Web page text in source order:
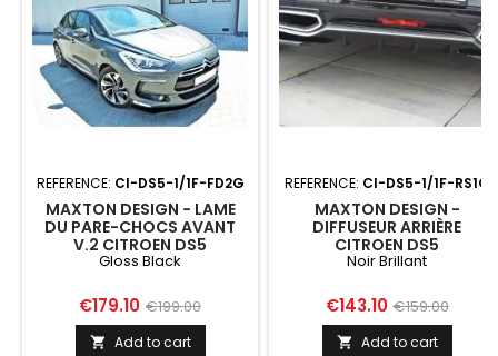
REFERENCE: CI-DS5-1/1F-FD2G
MAXTON DESIGN - LAME
DU PARE-CHOCS AVANT
V.2 CITROEN DS5
Gloss Black
Price
€179.10 Regular
price
€199.00
 Add to cart
REFERENCE: CI-DS5-1/1F-RS1G
MAXTON DESIGN -
DIFFUSEUR ARRIÈRE
CITROEN DS5
Noir Brillant
Price
€143.10 Regular
price
€159.00
 Add to cart